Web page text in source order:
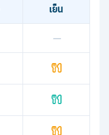
เย็น
—